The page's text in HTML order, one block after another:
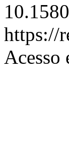
https://
Acesso